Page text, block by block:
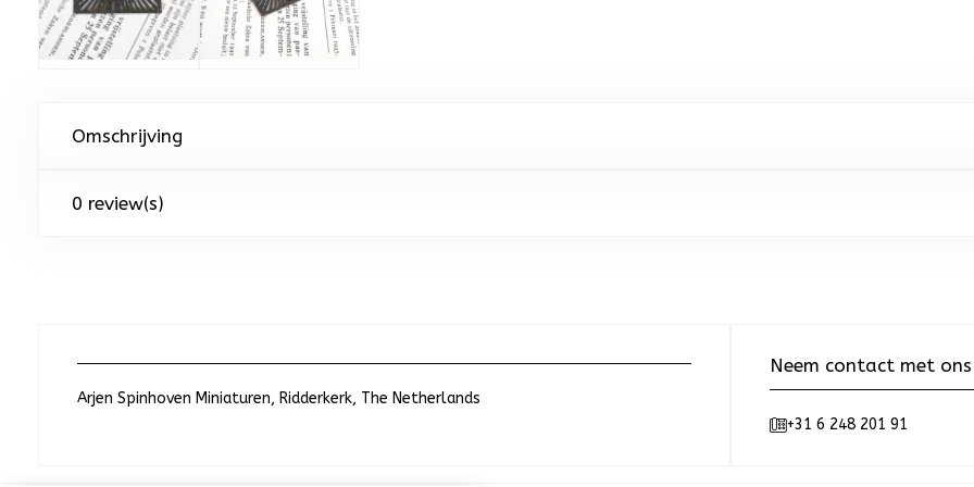
Omschrijving
0 review(s)
Arjen Spinhoven Miniaturen, Ridderkerk, The Netherlands
Neem contact met
+31 6 248 201 91